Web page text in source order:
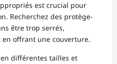
est crucial pour
Recherchez des protège-
être trop serrés,
offrant une couverture.
différentes tailles et